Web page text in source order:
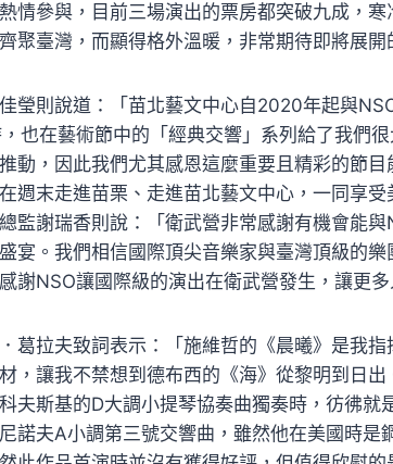
情參與，目前三場演出的票房都突破九成，寒
聚臺灣，而顯得格外溫暖，非常期待即將展開
瑩則說道：「苗北藝文中心自2020年起與
也在藝術節中的「經典交響」系列給了我們
動，因此我們尤其感恩這麼重要且精彩的節目
週末走進苗栗、走進苗北藝文中心，一同享
監謝瑞香則說：「衛武營非常感謝有機會能
宴。我們相信國際頂尖音樂家與臺灣頂級的
謝NSO讓國際級的演出在衛武營發生，讓更多
葛拉夫致詞表示：「施維哲的《晨曦》是我
，讓我不禁想到德布西的《海》從黎明到日
夫斯基的D大調小提琴協奏曲獨奏時，彷彿就
諾夫A小調第三號交響曲，雖然他在美國時是